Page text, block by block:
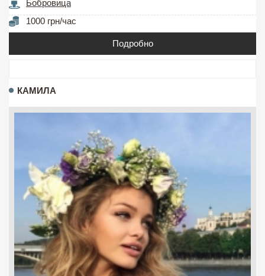
Бобровица
1000 грн/час
Подробно
КАМИЛА